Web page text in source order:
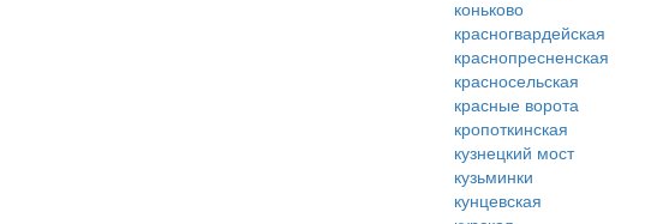
коньково
красногвардейская
краснопресненская
красносельская
красные ворота
кропоткинская
кузнецкий мост
кузьминки
кунцевская